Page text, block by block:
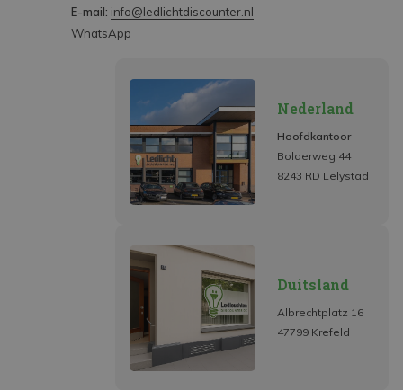
E-mail: info@ledlichtdiscounter.nl
WhatsApp
Nederland
Hoofdkantoor
Bolderweg 44
8243 RD Lelystad
Duitsland
Albrechtplatz 16
47799 Krefeld